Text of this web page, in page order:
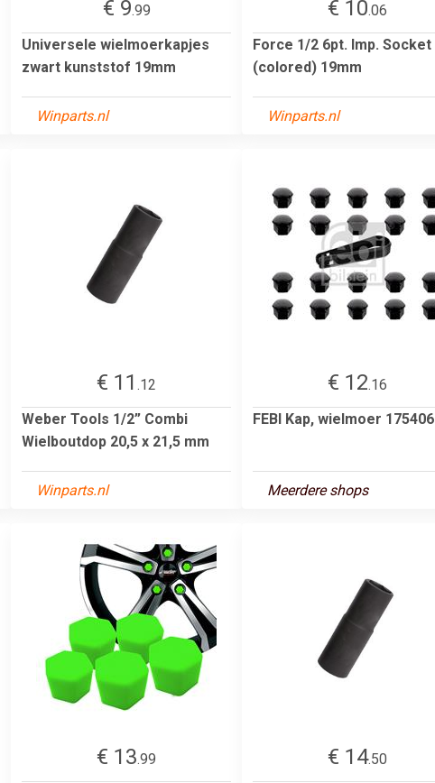
€ 9.99
Universele wielmoerkapjes
zwart kunststof 19mm
Winparts.nl
€ 10.06
Force 1/2 6pt. Imp. Socket
(colored) 19mm
Winparts.nl
€ 11 .12
Weber Tools 1/2” Combi
Wielboutdop 20,5 x 21,5 mm
Winparts.nl
€ 12.16
FEBI Kap, wielmoer 175406
Meerdere shops
€ 13.99
€ 14.50